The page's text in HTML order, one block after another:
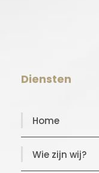
Diensten
Home
Wie zijn wij?